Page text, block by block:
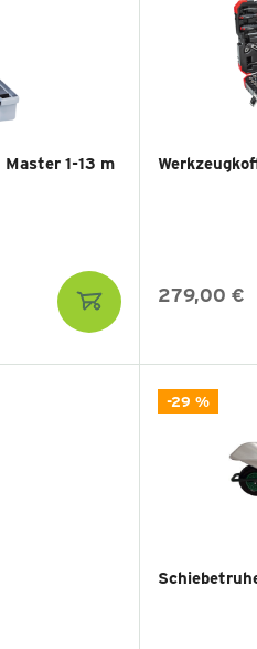
1-13 m
279,00 €
-29 %